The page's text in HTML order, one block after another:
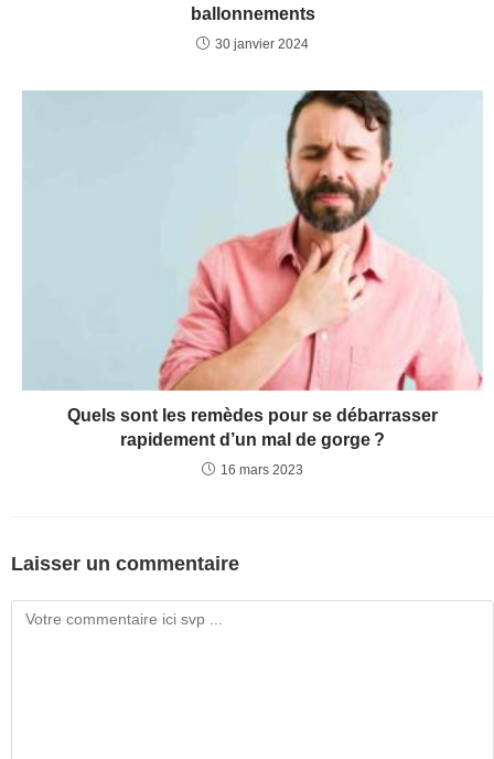
ballonnements
30 janvier 2024
Quels sont les remèdes pour se débarrasser
rapidement d’un mal de gorge ?
16 mars 2023
Laisser un commentaire